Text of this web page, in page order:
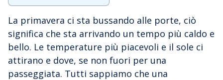
La primavera ci sta bussando alle porte, ciò
significa che sta arrivando un tempo più caldo e
bello. Le temperature più piacevoli e il sole ci
attirano e dove, se non fuori per una
passeggiata. Tutti sappiamo che una